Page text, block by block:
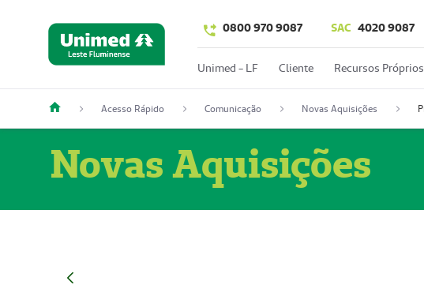
0800 970 9087 SAC 4020 9087
Unimed - LF Cliente Recursos Próprios
Acesso Rápido Comunicação Novas Aquisições
Novas Aquisições